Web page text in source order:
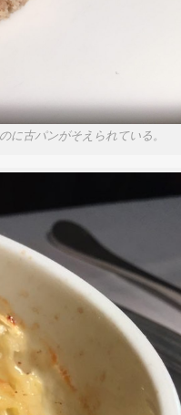
に古パンがそえられている。